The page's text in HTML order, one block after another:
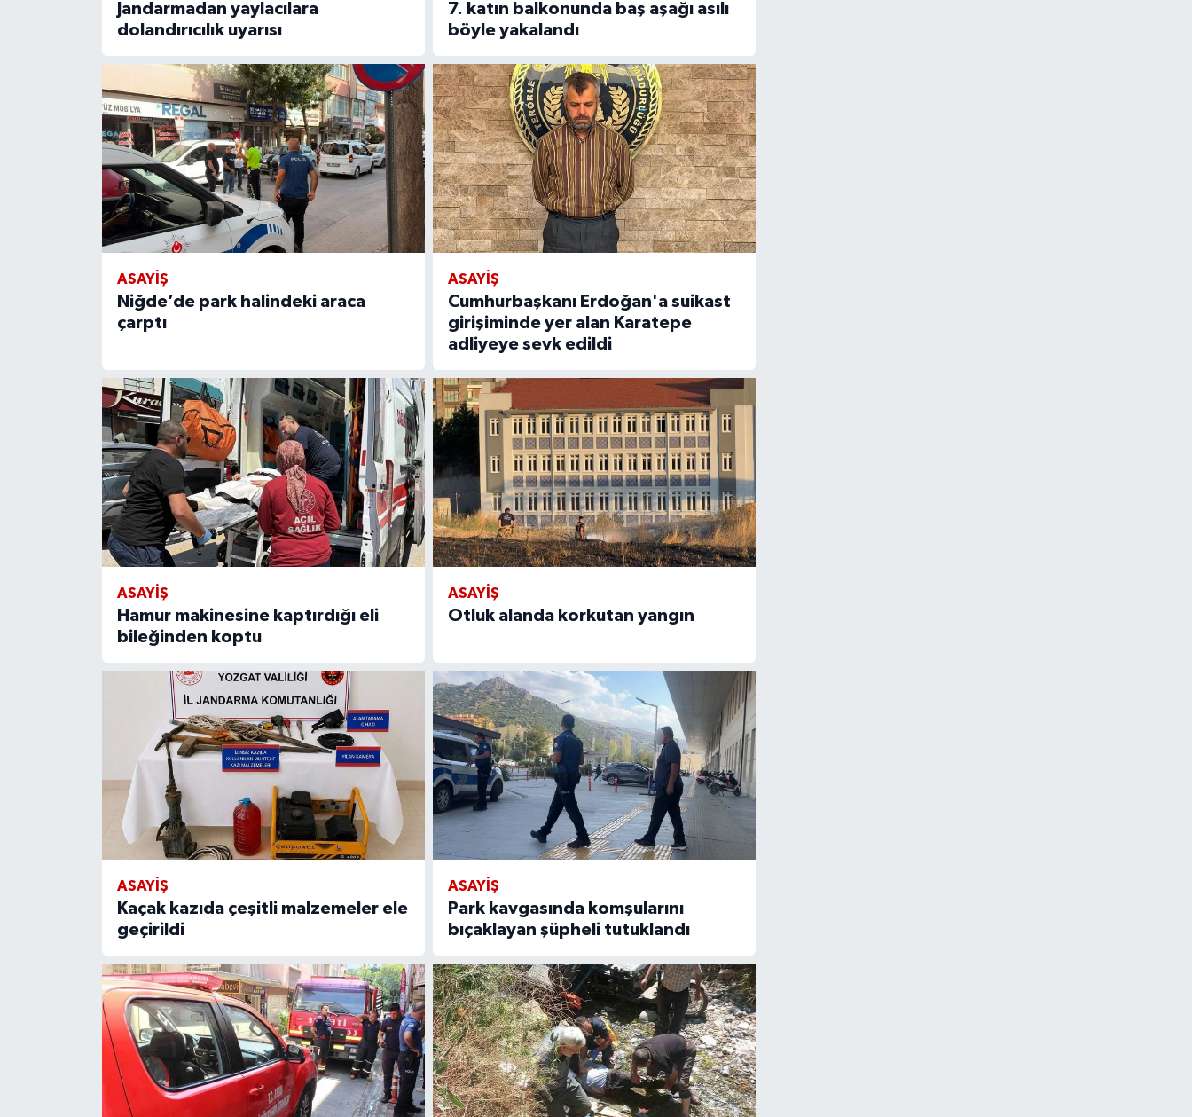
Jandarmadan yaylacılara
dolandırıcılık uyarısı
7. katın balkonunda baş aşağı asılı
böyle yakalandı
ASAYIŞ
Niğde’de park halindeki araca
çarptı
ASAYIŞ
Cumhurbaşkanı Erdoğan'a suikast
girişiminde yer alan Karatepe
adliyeye sevk edildi
ASAYIŞ
Hamur makinesine kaptırdığı eli
bileğinden koptu
ASAYIŞ
Otluk alanda korkutan yangın
ASAYIŞ
Kaçak kazıda çeşitli malzemeler ele
geçirildi
ASAYIŞ
Park kavgasında komşularını
bıçaklayan şüpheli tutuklandı